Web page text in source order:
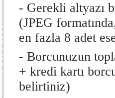
- Gerekli altyazı
(JPEG
en fazla 8 adet
- Borcunuzun
+ kredi kartı
belirtiniz)